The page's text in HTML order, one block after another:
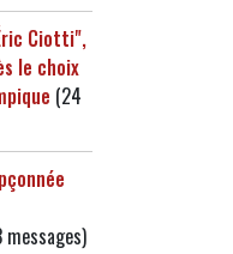
Ciotti",
le choix
(24
messages)